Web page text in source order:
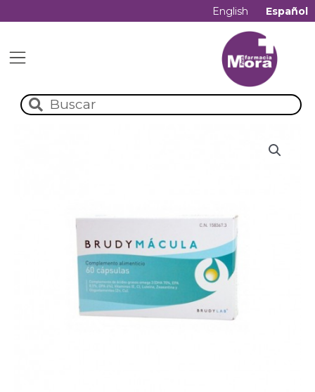
English Español